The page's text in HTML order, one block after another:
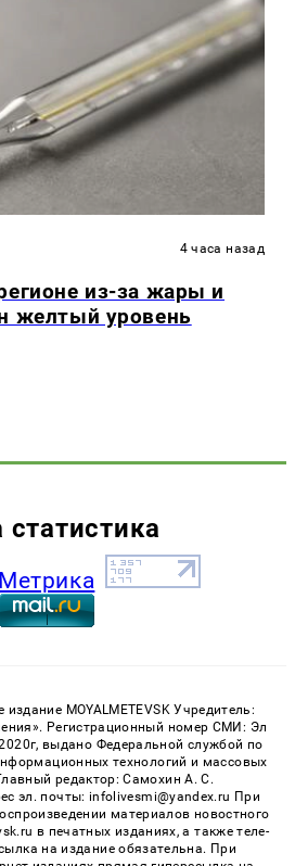
4 часа назад
из-за жары и
желтый уровень
MOYALMETEVSK Учредитель:
Регистрационный номер СМИ: Эл
выдано Федеральной службой по
технологий и массовых
редактор: Самохин А. С.
эл. почты: infolivesmi@yandex.ru При
материалов новостного
в печатных изданиях, а также теле-
на издание обязательна. При